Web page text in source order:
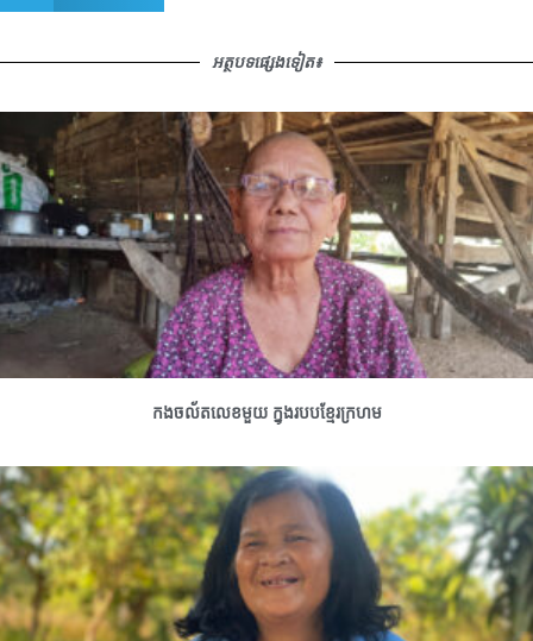
អត្ថបទផ្សេងទៀត៖
កងចល័តលេខមួយ ក្នុងរបបខ្មែរក្រហម